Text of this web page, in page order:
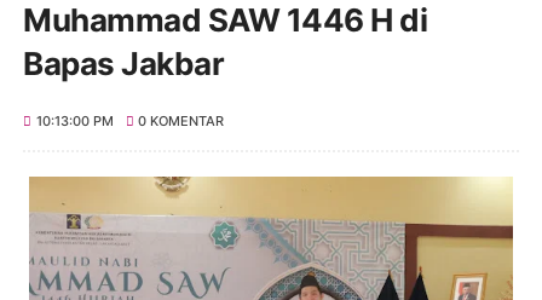
Muhammad SAW 1446 H di
Bapas Jakbar
10:13:00 PM 0 KOMENTAR